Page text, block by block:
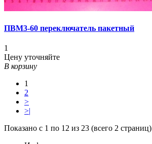
ПВМ3-60 переключатель пакетный
1
Цену уточняйте
В корзину
1
2
>
>|
Показано с 1 по 12 из 23 (всего 2 страниц)